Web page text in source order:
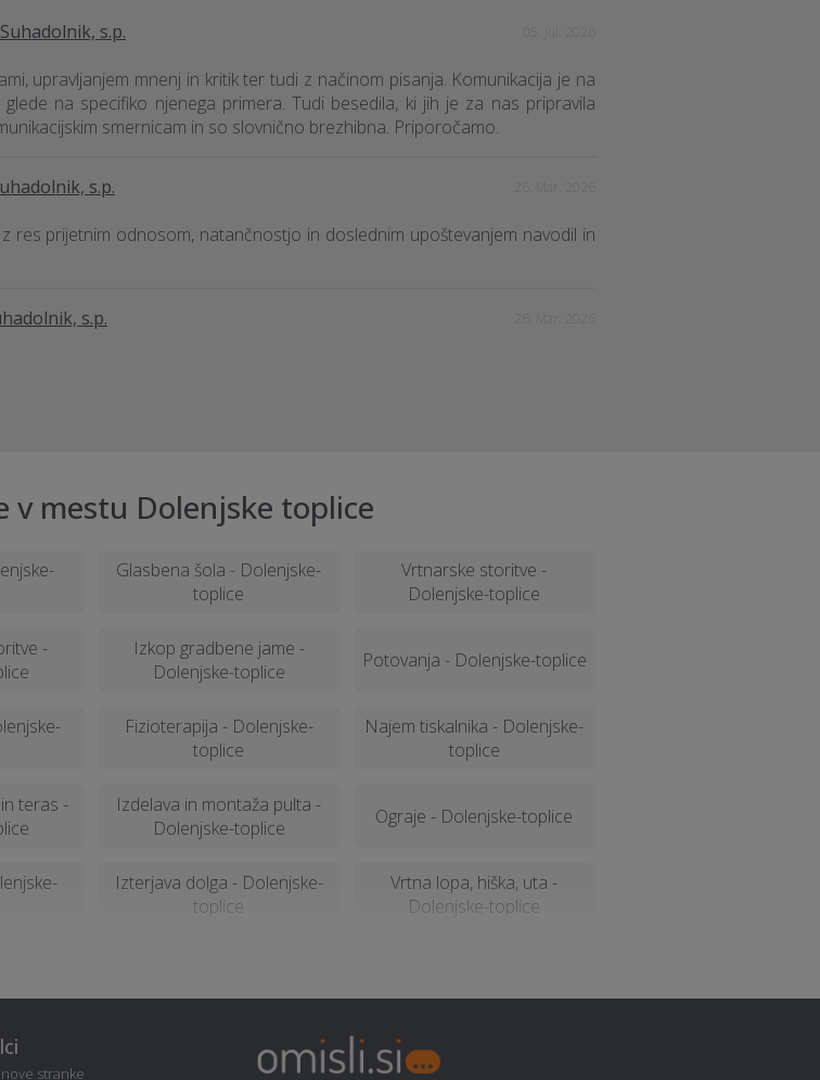
s.p.
upravljanjem mnenj in kritik ter tudi z načinom pisanja. Komunikacija je na
na specifiko njenega primera. Tudi besedila, ki jih je za nas pripravila
smernicam in so slovnično brezhibna. Priporočamo.
s.p.
res prijetnim odnosom, natančnostjo in doslednim upoštevanjem navodil in
s.p.
v mestu Dolenjske toplice
Glasbena šola - Dolenjske-
toplice
Vrtnarske storitve -
Dolenjske-toplice
-
Izkop gradbene jame -
Dolenjske-toplice
Potovanja - Dolenjske-toplice
Fizioterapija - Dolenjske-
toplice
Najem tiskalnika - Dolenjske-
toplice
teras -
Izdelava in montaža pulta -
Dolenjske-toplice
Ograje - Dolenjske-toplice
Izterjava dolga - Dolenjske-
toplice
Vrtna lopa, hiška, uta -
Dolenjske-toplice
Dolenjske-toplice
toplice
-
Založba - Dolenjske-toplice
Izgradnja sončne elektrarne
stranke